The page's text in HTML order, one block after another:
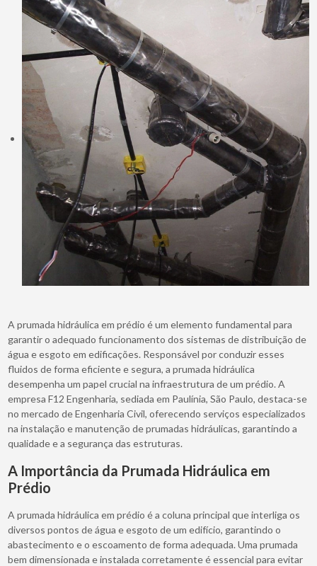
A prumada hidráulica em prédio é um elemento fundamental para
garantir o adequado funcionamento dos sistemas de distribuição de
água e esgoto em edificações. Responsável por conduzir esses
fluidos de forma eficiente e segura, a prumada hidráulica
desempenha um papel crucial na infraestrutura de um prédio. A
empresa F12 Engenharia, sediada em Paulínia, São Paulo, destaca-se
no mercado de Engenharia Civil, oferecendo serviços especializados
na instalação e manutenção de prumadas hidráulicas, garantindo a
qualidade e a segurança das estruturas.
A Importância da Prumada Hidráulica em
Prédio
A prumada hidráulica em prédio é a coluna principal que interliga os
diversos pontos de água e esgoto de um edifício, garantindo o
abastecimento e o escoamento de forma adequada. Uma prumada
bem dimensionada e instalada corretamente é essencial para evitar